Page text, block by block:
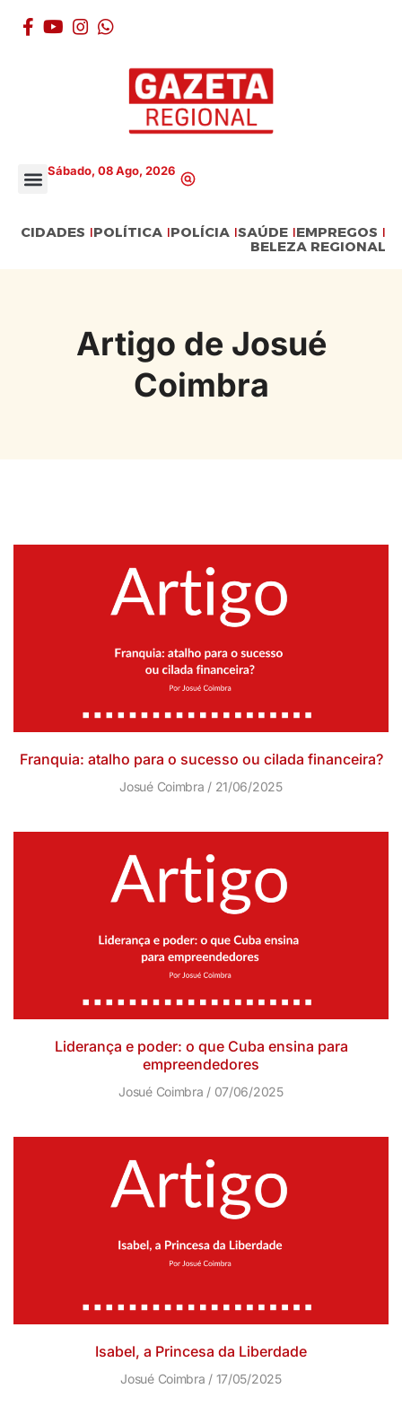
Sábado, 08 Ago, 2026
CIDADES POLÍTICA POLÍCIA SAÚDE EMPREGOS
BELEZA REGIONAL
Artigo de Josué
Coimbra
Franquia: atalho para o sucesso ou cilada financeira?
Josué Coimbra 21/06/2025
Liderança e poder: o que Cuba ensina para
empreendedores
Josué Coimbra 07/06/2025
Isabel, a Princesa da Liberdade
Josué Coimbra 17/05/2025